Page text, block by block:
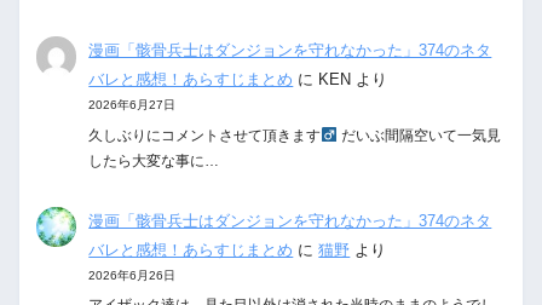
漫画「骸骨兵士はダンジョンを守れなかった」374のネタ
バレと感想！あらすじまとめ に KEN より
2026年6月27日
久しぶりにコメントさせて頂きます‍
だいぶ間隔空いて一気見
したら大変な事に…
漫画「骸骨兵士はダンジョンを守れなかった」374のネタ
バレと感想！あらすじまとめ に猫野 より
2026年6月26日